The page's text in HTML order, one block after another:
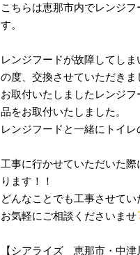
こちらは恵那市内でレンジ
す。
レンジフードが故障してし
の度、交換させていただきま
お取付いたしましたレンジ
品をお取付いたしました。
レンジフードと一緒にトイレ
工事に行かせていただいた
ります！！
どんなことでも工事させて
お気軽にご相談くださいませ
【シアライズ 恵那市・中津